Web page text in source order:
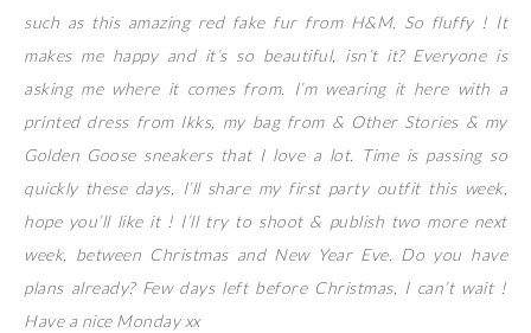
such as this amazing red fake fur from H&M. So fluffy ! It
makes me happy and it’s so beautiful, isn’t it? Everyone is
asking me where it comes from. I’m wearing it here with a
printed dress from Ikks, my bag from & Other Stories & my
Golden Goose sneakers that I love a lot. Time is passing so
quickly these days, I’ll share my first party outfit this week,
hope you’ll like it ! I’ll try to shoot & publish two more next
week, between Christmas and New Year Eve. Do you have
plans already? Few days left before Christmas, I can’t wait !
Have a nice Monday xx